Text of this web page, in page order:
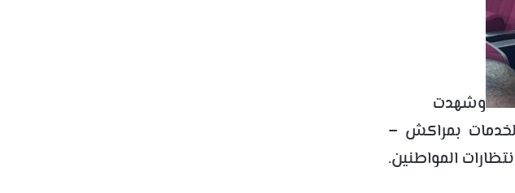
وشهدت
بمراكش –
المواطنين.